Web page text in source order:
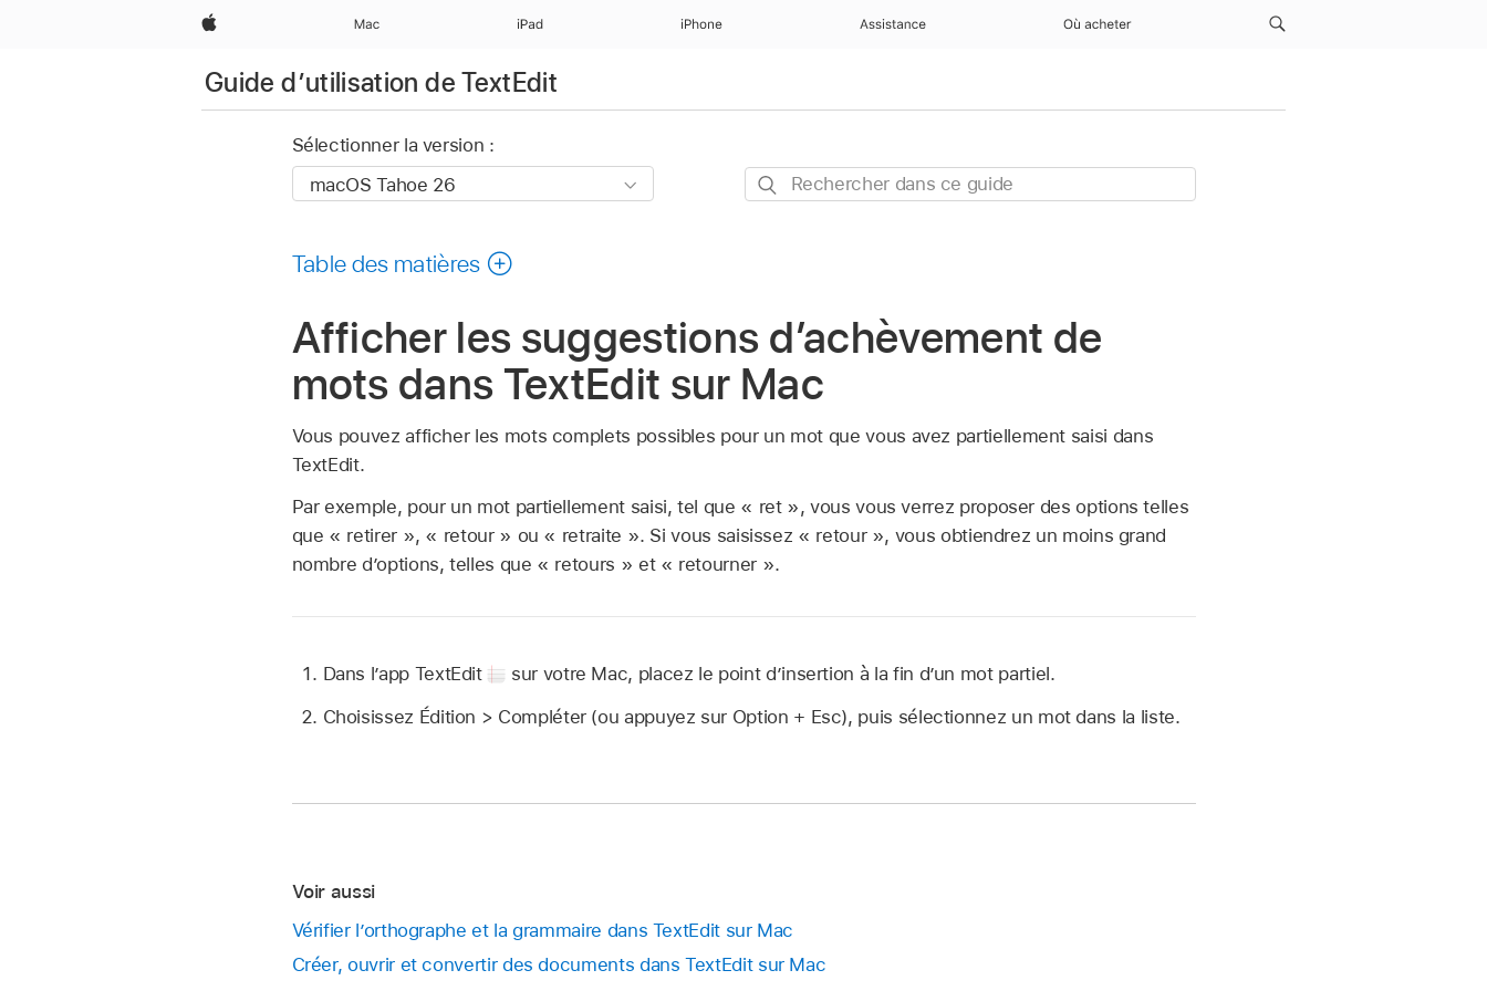
Apple Mac iPad iPhone Assistance Où acheter
Guide d’utilisation de TextEdit
Sélectionner la version :
Rechercher
Table des matières
Afficher les suggestions d’achèvement de
mots dans TextEdit sur Mac
Vous pouvez afficher les mots complets possibles pour un mot que vous avez partiellement saisi dans
TextEdit.
Par exemple, pour un mot partiellement saisi, tel que « ret », vous vous verrez proposer des options telles
que « retirer », « retour » ou « retraite ». Si vous saisissez « retour », vous obtiendrez un moins grand
nombre d’options, telles que « retours » et « retourner ».
Dans l’app TextEdit
sur votre Mac, placez le point d’insertion à la fin d’un mot partiel.
Choisissez Édition > Compléter (ou appuyez sur Option + Esc), puis sélectionnez un mot dans la liste.
Voir aussi
Vérifier l’orthographe et la grammaire dans TextEdit sur Mac
Créer, ouvrir et convertir des documents dans TextEdit sur Mac